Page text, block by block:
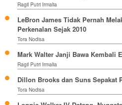
Ragil Putri Irmalia
LeBron James Tidak Pernah
Perkenalan Sejak 2010
Tora Nodisa
Mark Walter Janji Bawa Kembali
Ragil Putri Irmalia
Dillon Brooks dan Suns Sepakat
Tora Nodisa